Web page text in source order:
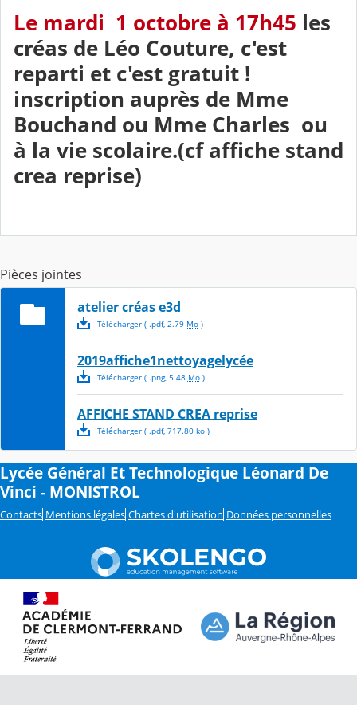
Le mardi 1 octobre à 17h45 les
créas de Léo Couture, c'est
reparti et c'est gratuit !
inscription auprès de Mme
Bouchand ou Mme Charles ou
à la vie scolaire.(cf affiche stand
crea reprise)
Pièces jointes
atelier créas e3d
Télécharger( .pdf, 2.79 Mo)
2019affiche1nettoyagelycée
Télécharger( .png, 5.48 Mo)
AFFICHE STAND CREA reprise
Télécharger( .pdf, 717.80 ko)
Lycée Général Et Technologique Léonard De
Vinci - MONISTROL
Contacts Mentions légales Chartes d'utilisation Données personnelles